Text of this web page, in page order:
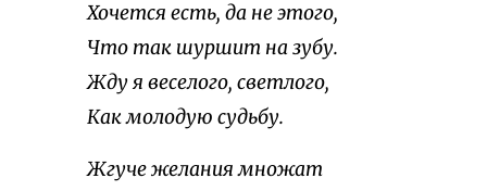
Хочется есть, да не этого,
Что так шуршит на зубу.
Жду я веселого, светлого,
Как молодую судьбу.
Жгуче желания множат